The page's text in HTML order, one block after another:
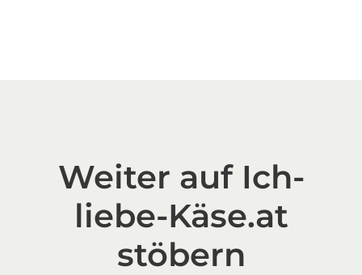
Weiter auf Ich-
liebe-Käse.at
stöbern